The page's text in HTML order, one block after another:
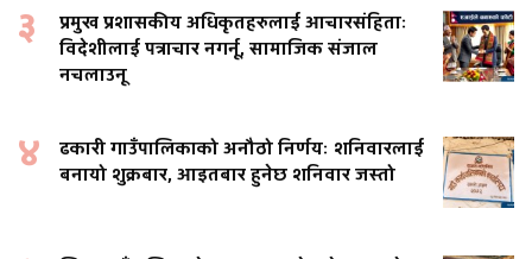
३
प्रमुख प्रशासकीय अधिकृतहरुलाई आचारसंहिताः
विदेशीलाई पत्राचार नगर्नू, सामाजिक संजाल
नचलाउनू
४
ढकारी गाउँपालिकाको अनौठो निर्णयः शनिवारलाई
बनायो शुक्रबार, आइतबार हुनेछ शनिवार जस्तो